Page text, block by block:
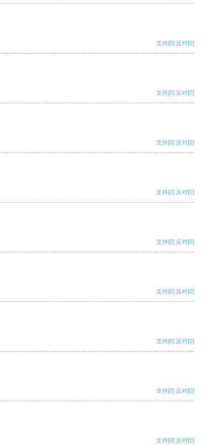
支持[0] 反对[0]
支持[0] 反对[0]
支持[0] 反对[0]
支持[0] 反对[0]
支持[0] 反对[0]
支持[0] 反对[0]
支持[0] 反对[0]
支持[0] 反对[0]
支持[0] 反对[0]